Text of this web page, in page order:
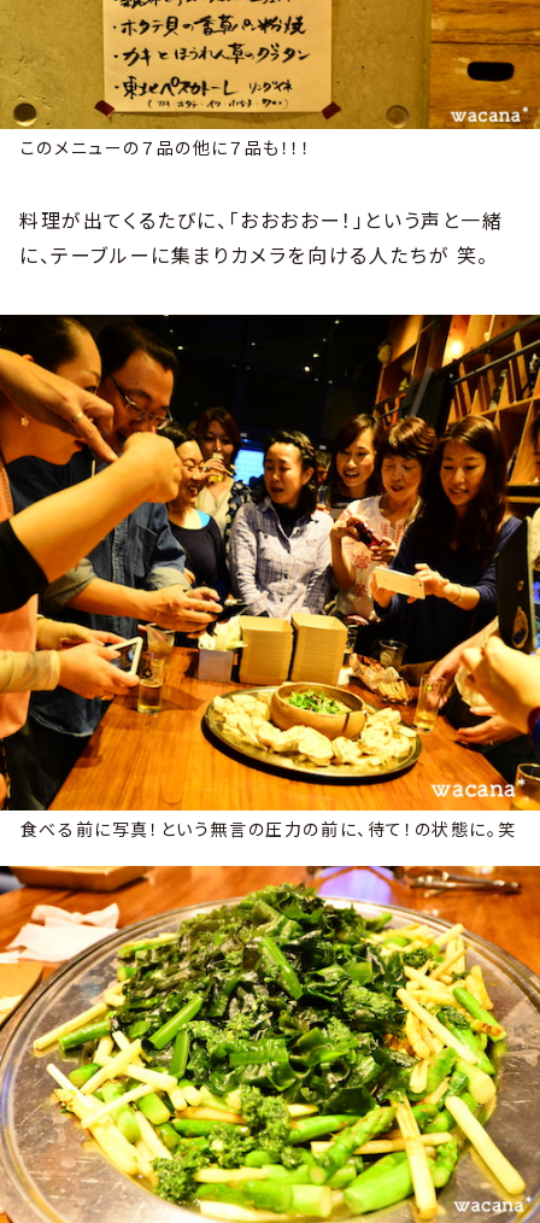
このメニューの７品の他に７品も！！！
料理が出てくるたびに、「おおおおー！」という声と一緒
に、テーブルーに集まりカメラを向ける人たちが 笑。
食べる前に写真！という無言の圧力の前に、待て！の状態に。笑